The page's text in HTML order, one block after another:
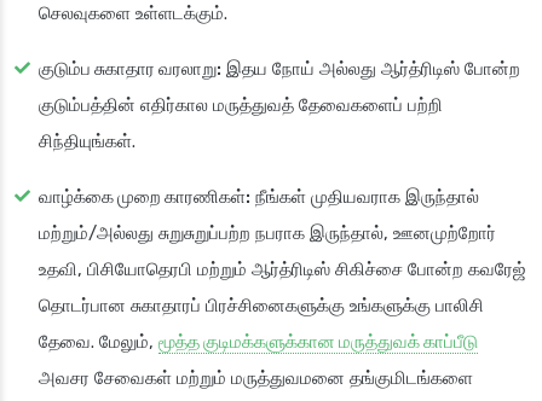
செலவுகளை உள்ளடக்கும்.
குடும்ப சுகாதார வரலாறு: இதய நோய் அல்லது ஆர்த்ரிடிஸ் போன்ற
குடும்பத்தின் எதிர்கால மருத்துவத் தேவைகளைப் பற்றி
சிந்தியுங்கள்.
வாழ்க்கை முறை காரணிகள்: நீங்கள் முதியவராக இருந்தால்
மற்றும்/அல்லது சுறுசுறுப்பற்ற நபராக இருந்தால், ஊனமுற்றோர்
உதவி, பிசியோதெரபி மற்றும் ஆர்த்ரிடிஸ் சிகிச்சை போன்ற கவரேஜ்
தொடர்பான சுகாதாரப் பிரச்சினைகளுக்கு உங்களுக்கு பாலிசி
தேவை. மேலும், மூத்த குடிமக்களுக்கான மருத்துவக் காப்பீடு
அவசர சேவைகள் மற்றும் மருத்துவமனை தங்குமிடங்களை